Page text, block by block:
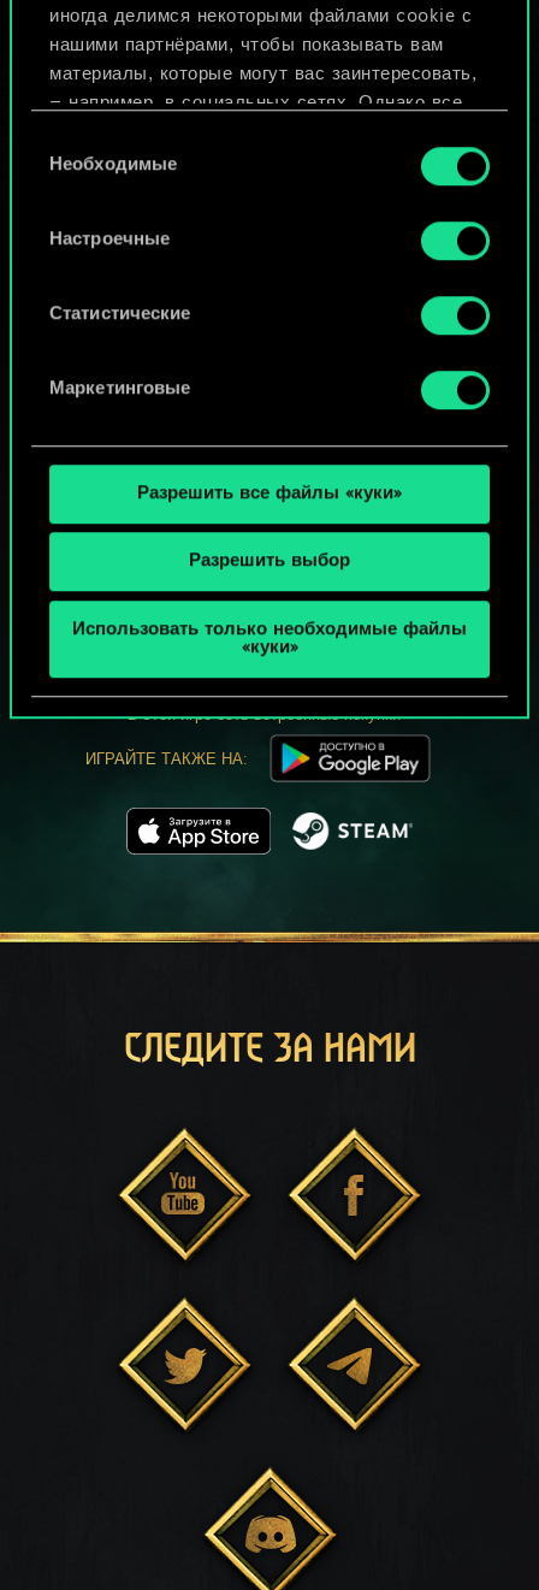
иногда делимся некоторыми файлами cookie с
нашими партнёрами, чтобы показывать вам
материалы, которые могут вас заинтересовать,
— например, в социальных сетях. Однако все
разрешения.
Найти подробную информацию о том, как мы
используем ваши файлы cookie, и изменить
«Настройки» ниже.
согласия
Необходимые
Настроечные
Статистические
Маркетинговые
Разрешить все файлы «куки»
Разрешить выбор
Использовать только необходимые файлы
«куки»
ИЛИ
МОЖЕТ ПАРТЕЕЧКУ В ГВИНТ?
ИГРАТЬ
БЕСПЛАТНО НА ПК
В этой игре есть встроенные покупки
ИГРАЙТЕ ТАКЖЕ НА:
СЛЕДИТЕ ЗА НАМИ